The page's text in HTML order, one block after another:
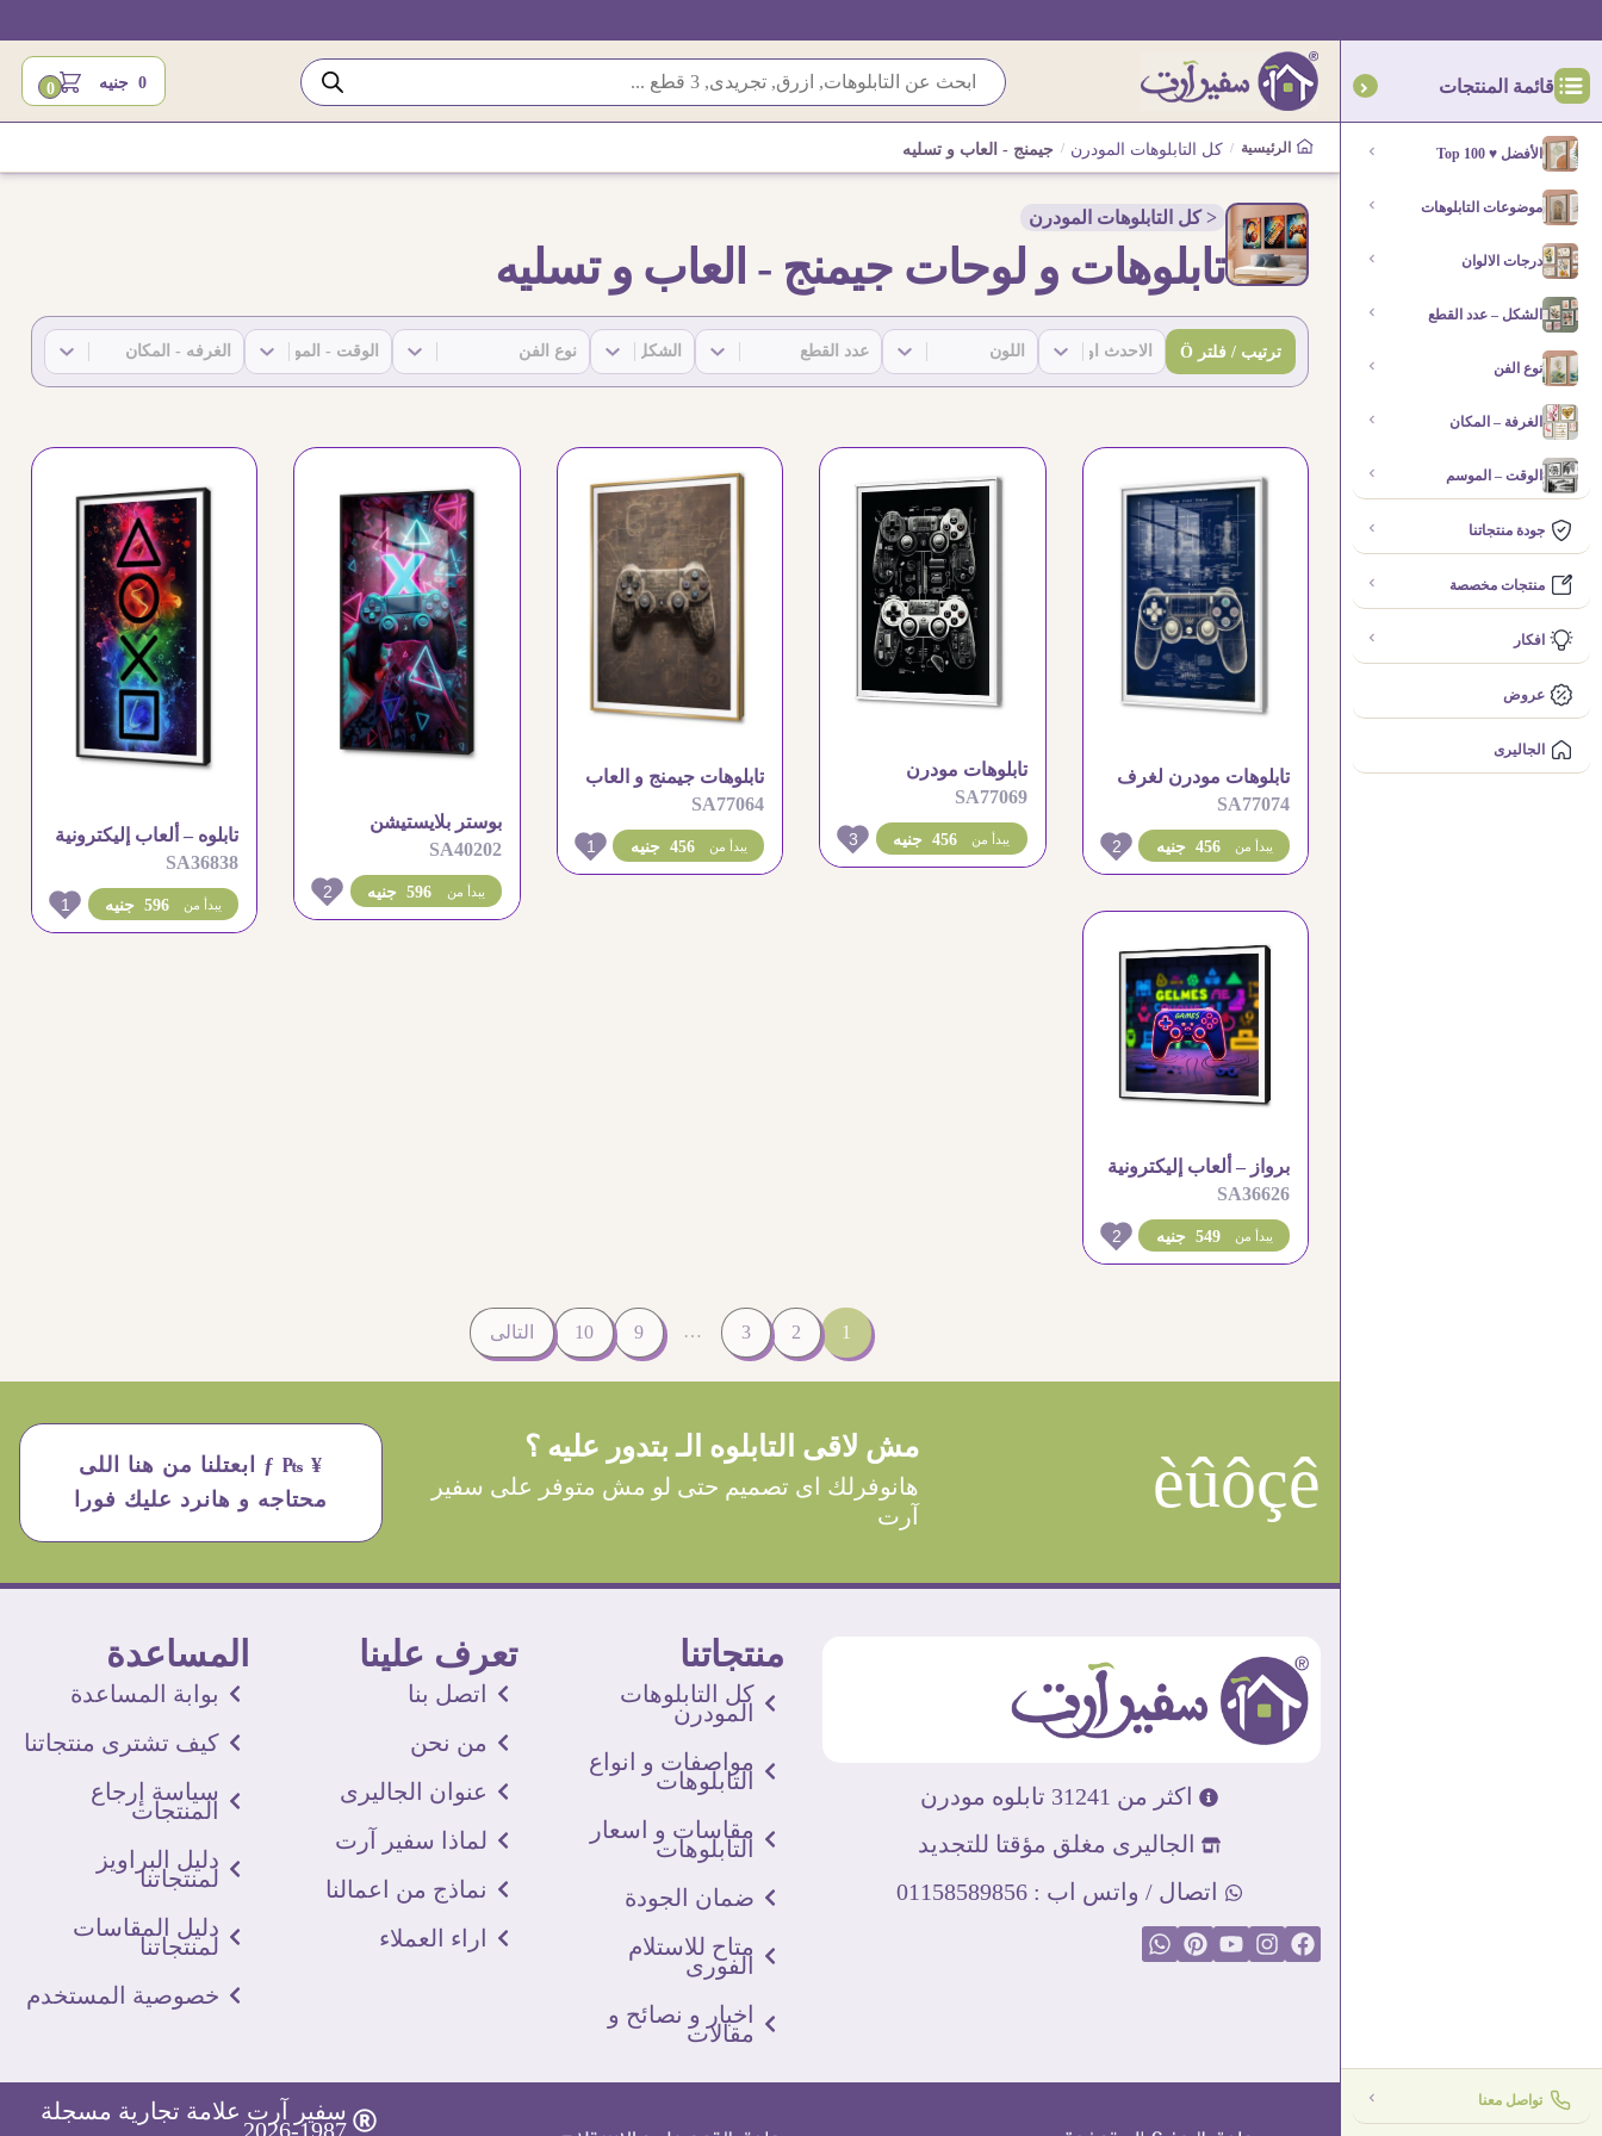
قائمة المنتجات
الأفضل ♥ Top 100
موضوعات التابلوهات
درجات الالوان
الشكل – عدد القطع
نوع الفن
الغرفة – المكان
الوقت – الموسم
جودة منتجاتنا
منتجات مخصصة
افكار
عروض
الجاليرى
تواصل معنا
0 جنيه 0
الرئيسية / كل التابلوهات المودرن / جيمنج - العاب و تسليه
< كل التابلوهات المودرن
تابلوهات و لوحات جيمنج - العاب و تسليه
ترتيب / فلتر Ö
SA-(Sort By)
Sort content
SA-(Colors)-2
Select content
SA-(PCs)-2
Select content
SA-(Shape)-2
Select content
SA-(Art Types)-2
Select content
SA-(Time)-2
Select content
SA-(Rooms)-2
Select content
تابلوهات مودرن لغرف
الشباب العاب الكترونية
SA77074
456 جنيه يبدأ من 2
تابلوهات مودرن
بلايستيشن
SA77069
456 جنيه يبدأ من 3
تابلوهات جيمنج و العاب
الكترونية
SA77064
456 جنيه يبدأ من 1
بوستر بلايستيشن
SA40202
596 جنيه يبدأ من 2
تابلوه – ألعاب إليكترونية
SA36838
596 جنيه يبدأ من 1
برواز – ألعاب إليكترونية
SA36626
549 جنيه يبدأ من 2
1
2
3
…
9
10 التالى
èûôçê مش لاقى التابلوه الـ بتدور عليه ؟
هانوفرلك اى تصميم حتى لو مش متوفر على سفير
آرت
¥ ₧ ƒ ابعتلنا من هنا اللى
محتاجه و هانرد عليك فورا
اكثر من 31241 تابلوه مودرن
الجاليرى مغلق مؤقتا للتجديد
اتصال / واتس اب : 01158589856
منتجاتنا
كل التابلوهات
المودرن
مواصفات و انواع
التابلوهات
مقاسات و اسعار
التابلوهات
ضمان الجودة
متاح للاستلام
الفورى
اخبار و نصائح و
مقالات
تعرف علينا
اتصل بنا
من نحن
عنوان الجاليرى
لماذا سفير آرت
نماذج من اعمالنا
اراء العملاء
المساعدة
بوابة المساعدة
كيف تشترى منتجاتنا
سياسة إرجاع
المنتجات
دليل البراويز
لمنتجاتنا
دليل المقاسات
لمنتجاتنا
خصوصية المستخدم
سفير آرت علامة تجارية مسجلة
1987-2026